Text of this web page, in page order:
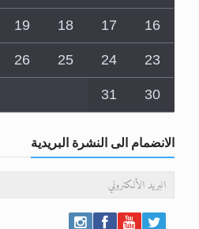
16
17
18
19
23
24
25
26
30
31
الانضمام الى النشرة البريدية